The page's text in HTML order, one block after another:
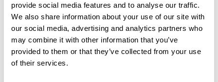
provide social media features and to analyse our traffic.
We also share information about your use of our site with
our social media, advertising and analytics partners who
may combine it with other information that you’ve
provided to them or that they’ve collected from your use
of their services.
Ajouter un avis
Résumé